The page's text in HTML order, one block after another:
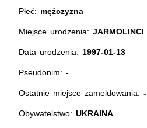
Płeć: mężczyzna
Miejsce urodzenia:JARMOLINCI
Data urodzenia: 1997-01-13
Pseudonim: -
Ostatnie miejsce zameldowania:-
Obywatelstwo: UKRAINA